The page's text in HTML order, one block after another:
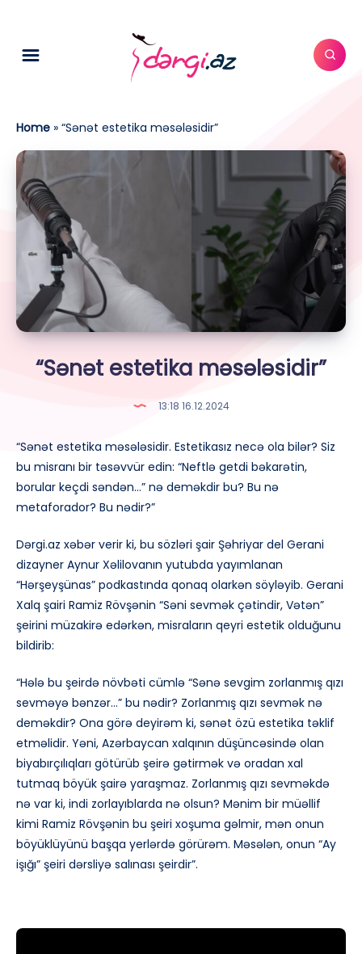
Home » “Sənət estetika məsələsidir”
“Sənət estetika məsələsidir”
13:18 16.12.2024
“Sənət estetika məsələsidir. Estetikasız necə ola bilər? Siz
bu misranı bir təsəvvür edin: “Neftlə getdi bəkarətin,
borular keçdi səndən…” nə deməkdir bu? Bu nə
metaforador? Bu nədir?”
Dərgi.az xəbər verir ki, bu sözləri şair Şəhriyar del Gerani
dizayner Aynur Xəlilovanın yutubda yayımlanan
“Hərşeyşünas” podkastında qonaq olarkən söyləyib. Gerani
Xalq şairi Ramiz Rövşənin “Səni sevmək çətindir, Vətən”
şeirini müzakirə edərkən, misraların qeyri estetik olduğunu
bildirib:
“Hələ bu şeirdə növbəti cümlə “Sənə sevgim zorlanmış qızı
sevməyə bənzər…” bu nədir? Zorlanmış qızı sevmək nə
deməkdir? Ona görə deyirəm ki, sənət özü estetika təklif
etməlidir. Yəni, Azərbaycan xalqının düşüncəsində olan
biyabırçılıqları götürüb şeirə gətirmək və oradan xal
tutmaq böyük şairə yaraşmaz. Zorlanmış qızı sevməkdə
nə var ki, indi zorlayıblarda nə olsun? Mənim bir müəllif
kimi Ramiz Rövşənin bu şeiri xoşuma gəlmir, mən onun
böyüklüyünü başqa yerlərdə görürəm. Məsələn, onun “Ay
işığı” şeiri dərsliyə salınası şeirdir”.